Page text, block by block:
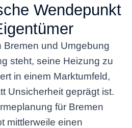
Wendepunkt
Bremen und Umgebung
steht, seine Heizung zu
in einem Marktumfeld,
Unsicherheit geprägt ist.
für Bremen
mittlerweile einen